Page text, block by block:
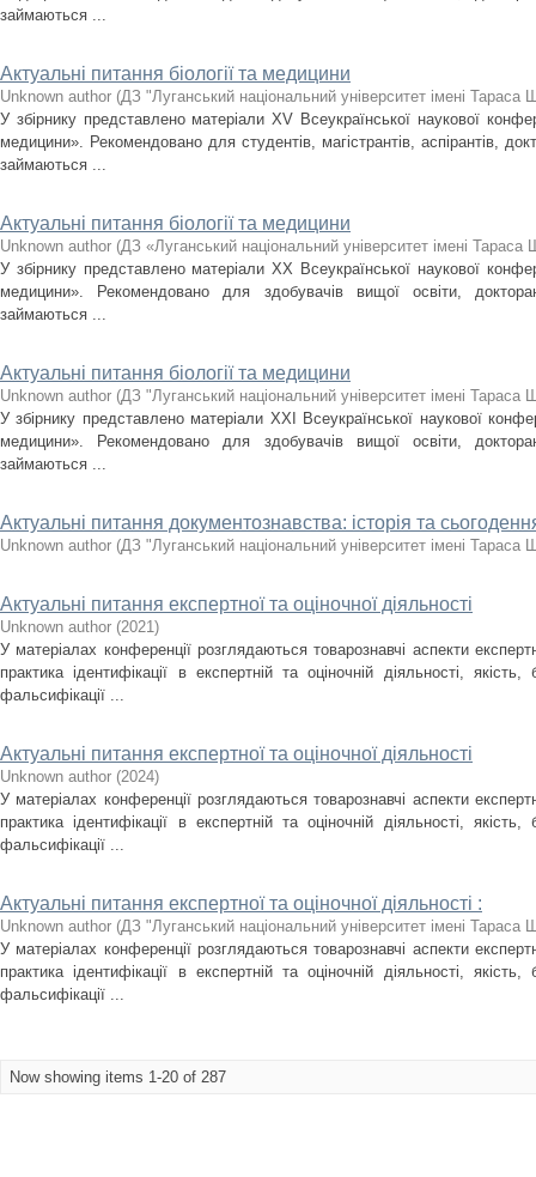
займаються ...
Актуальні питання біології та медицини
Unknown author (ДЗ "Луганський національний університет імені Тараса
У збірнику представлено матеріали XV Всеукраїнської наукової
медицини». Рекомендовано для студентів, магістрантів, аспірантів,
займаються ...
Актуальні питання біології та медицини
Unknown author (ДЗ «Луганський національний університет імені Тараса
У збірнику представлено матеріали XХ Всеукраїнської наукової
медицини». Рекомендовано для здобувачів вищої освіти,
займаються ...
Актуальні питання біології та медицини
Unknown author (ДЗ "Луганський національний університет імені Тараса
У збірнику представлено матеріали XХІ Всеукраїнської наукової
медицини». Рекомендовано для здобувачів вищої освіти,
займаються ...
Актуальні питання документознавства: історія та
Unknown author (ДЗ "Луганський національний університет імені Тараса
Актуальні питання експертної та оціночної діяльності
Unknown author (2021)
У матеріалах конференції розглядаються товарознавчі аспекти
практика ідентифікації в експертній та оціночній діяльності,
фальсифікації ...
Актуальні питання експертної та оціночної діяльності
Unknown author (2024)
У матеріалах конференції розглядаються товарознавчі аспекти
практика ідентифікації в експертній та оціночній діяльності,
фальсифікації ...
Актуальні питання експертної та оціночної діяльності :
Unknown author (ДЗ "Луганський національний університет імені Тараса
У матеріалах конференції розглядаються товарознавчі аспекти
практика ідентифікації в експертній та оціночній діяльності,
фальсифікації ...
Now showing items 1-20 of 287